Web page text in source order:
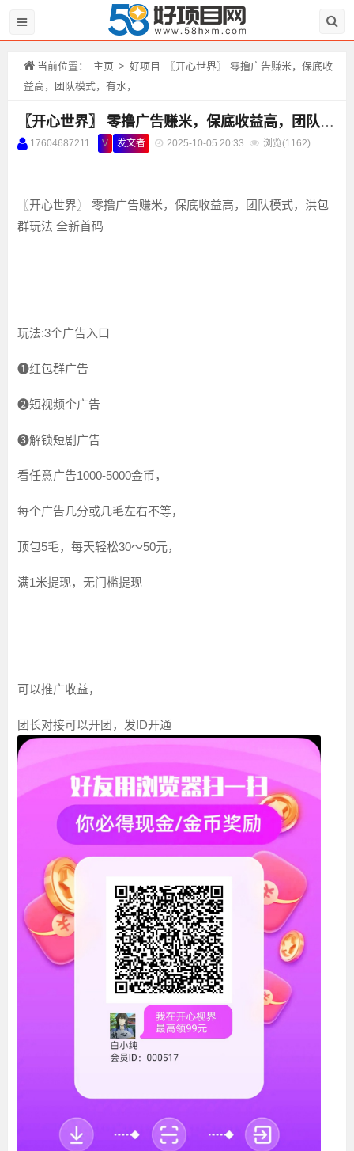
当前位置： 主页 > 好项目
〖开心世界〗 零撸广告赚米，保底收
益高，团队模式，有水，
〖开心世界〗 零撸广告赚米，保底收益高，团队模式，有水，
17604687211 V 发文者 2025-10-05 20:33 浏览(1162)
〖开心世界〗 零撸广告赚米，保底收益高，团队模式，洪包
群玩法 全新首码
玩法:3个广告入口
❶红包群广告
❷短视频个广告
❸解锁短剧广告
看任意广告1000-5000金币，
每个广告几分或几毛左右不等，
顶包5毛，每天轻松30～50元，
满1米提现，无门槛提现
可以推广收益，
团长对接可以开团，发ID开通